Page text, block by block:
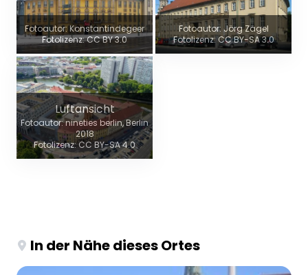
Fotoautor: Konstantindegeer
Fotolizenz: CC BY 3.0
Fotoautor: Jörg Zägel
Fotolizenz: CC BY-SA 3.0
Luftansicht
Fotoautor: nineties berlin, Berlin
2018
Fotolizenz: CC BY-SA 4.0
In der Nähe dieses Ortes